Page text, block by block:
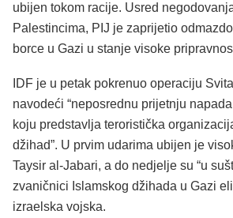
ubijen tokom racije. Usred
Palestincima, PIJ je zaprijetio
borce u Gazi u stanje visoke
IDF je u petak pokrenuo operaciju
navodeći “neposrednu prijetnju
koju predstavlja teroristička
džihad”. U prvim udarima ubijen je
Taysir al-Jabari, a do nedjelje su “u
zvaničnici Islamskog džihada u Gazi
izraelska vojska.